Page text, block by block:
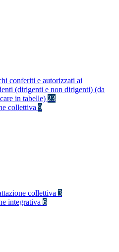
conferiti e autorizzati ai
(dirigenti e non dirigenti) (da
in tabelle) 23
collettiva 9
collettiva 3
integrativa 6